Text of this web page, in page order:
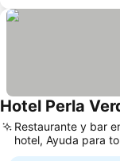
Hotel Perla
Restaurante y bar
hotel, Ayuda para
entradas